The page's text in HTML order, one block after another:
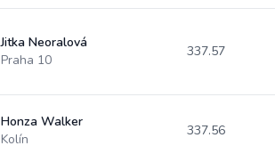
Jitka Neoralová
Praha 10
337.57
Honza Walker
Kolín
337.56